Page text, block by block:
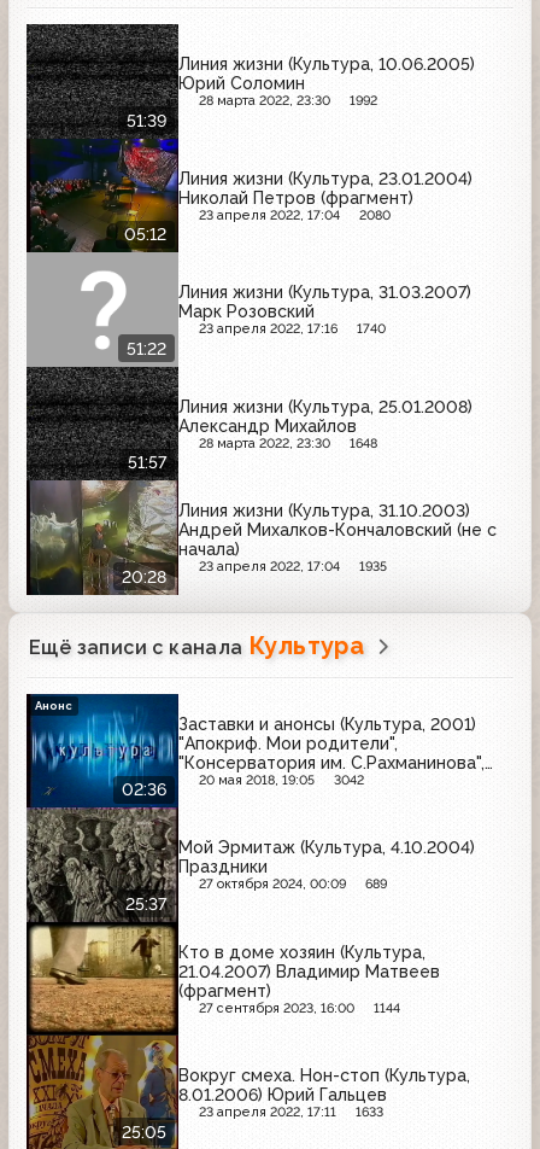
51:39
Линия жизни (Культура, 10.06.2005)
Юрий Соломин
28 марта 2022, 23:30 1992
05:12
Линия жизни (Культура, 23.01.2004)
Николай Петров (фрагмент)
23 апреля 2022, 17:04 2080
51:22
Линия жизни (Культура, 31.03.2007)
Марк Розовский
23 апреля 2022, 17:16 1740
51:57
Линия жизни (Культура, 25.01.2008)
Александр Михайлов
28 марта 2022, 23:30 1648
20:28
Линия жизни (Культура, 31.10.2003)
Андрей Михалков-Кончаловский (не с
начала)
23 апреля 2022, 17:04 1935
Ещё записи с канала Культура
02:36
Заставки и анонсы (Культура, 2001)
"Апокриф. Мои родители",
"Консерватория им. С.Рахманинова",
"Театральная летопись XX века",
20 мая 2018, 19:05 3042
Анонс
25:37
Мой Эрмитаж (Культура, 4.10.2004)
Праздники
27 октября 2024, 00:09 689
Кто в доме хозяин (Культура,
21.04.2007) Владимир Матвеев
(фрагмент)
27 сентября 2023, 16:00 1144
25:05
Вокруг смеха. Нон-стоп (Культура,
8.01.2006) Юрий Гальцев
23 апреля 2022, 17:11 1633